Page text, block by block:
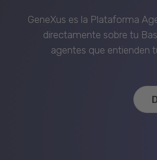
GeneXus es la Plataforma
directamente sobre tu
agentes que entienden